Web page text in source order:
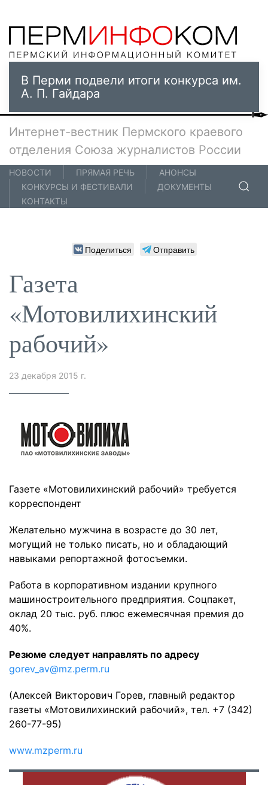
В Перми подвели итоги конкурса им.
А. П. Гайдара
Интернет-вестник Пермского краевого
отделения Союза журналистов России
НОВОСТИ ПРЯМАЯ РЕЧЬ
АНОНСЫ
КОНКУРСЫ И ФЕСТИВАЛИ
ДОКУМЕНТЫ
КОНТАКТЫ
Поделиться Отправить
Газета
«Мотовилихинский
рабочий»
23 декабря 2015 г.
Газете «Мотовилихинский рабочий» требуется
корреспондент
Желательно мужчина в возрасте до 30 лет,
могущий не только писать, но и обладающий
навыками репортажной фотосъемки.
Работа в корпоративном издании крупного
машиностроительного предприятия. Соцпакет,
оклад 20 тыс. руб. плюс ежемесячная премия до
40%.
Резюме следует направлять по адресу
gorev_av@mz.perm.ru
(Алексей Викторович Горев, главный редактор
газеты «Мотовилихинский рабочий», тел. +7 (342)
260-77-95)
www.mzperm.ru